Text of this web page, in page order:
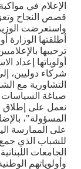
الإعلام في
قصص النجاح
واستعرضت
أطلقتها
ترحيبها
أولوياتها إعداد
شركاء دوليين،
التشاورية مع
صياغة السياسات
نعمل على إطلاق
المسؤولة"،
على الممارسة
للشباب الذي
الجامعات
وأولوياتهم